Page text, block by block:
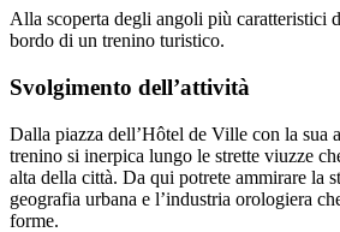
Alla scoperta degli angoli più caratteristici
bordo di un trenino turistico.
Svolgimento dell’attività
Dalla piazza dell’Hôtel de Ville con la sua
trenino si inerpica lungo le strette viuzze
alta della città. Da qui potrete ammirare la
geografia urbana e l’industria orologiera
forme.